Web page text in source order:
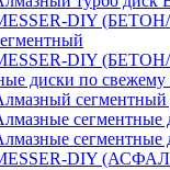
DIY
DIY
диски по свежему
сегментный
сегментные
сегментные
DIY